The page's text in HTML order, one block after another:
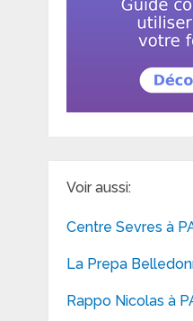
Voir aussi:
Centre Sevres à
La Prepa
Rappo Nicolas à